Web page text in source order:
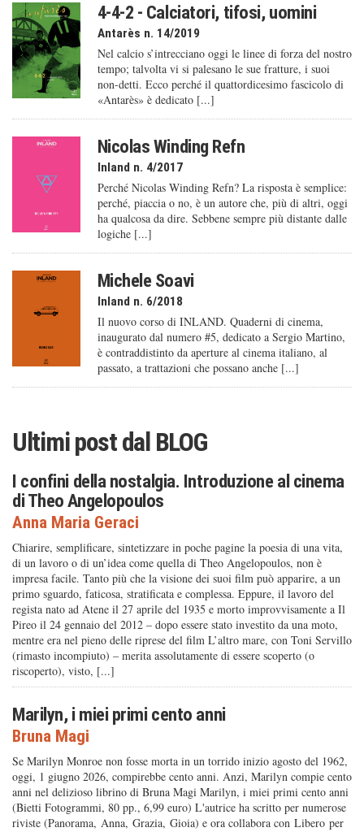
4-4-2 - Calciatori, tifosi, uomini
Antarès n. 14/2019
Nel calcio s’intrecciano oggi le linee di forza del nostro
tempo; talvolta vi si palesano le sue fratture, i suoi
non-detti. Ecco perché il quattordicesimo fascicolo di
«Antarès» è dedicato [...]
Nicolas Winding Refn
Inland n. 4/2017
Perché Nicolas Winding Refn? La risposta è semplice:
perché, piaccia o no, è un autore che, più di altri, oggi
ha qualcosa da dire. Sebbene sempre più distante dalle
logiche [...]
Michele Soavi
Inland n. 6/2018
Il nuovo corso di INLAND. Quaderni di cinema,
inaugurato dal numero #5, dedicato a Sergio Martino,
è contraddistinto da aperture al cinema italiano, al
passato, a trattazioni che possano anche [...]
Ultimi post dal BLOG
I confini della nostalgia. Introduzione al cinema
di Theo Angelopoulos
Anna Maria Geraci
Chiarire, semplificare, sintetizzare in poche pagine la poesia di una vita,
di un lavoro o di un’idea come quella di Theo Angelopoulos, non è
impresa facile. Tanto più che la visione dei suoi film può apparire, a un
primo sguardo, faticosa, stratificata e complessa. Eppure, il lavoro del
regista nato ad Atene il 27 aprile del 1935 e morto improvvisamente a Il
Pireo il 24 gennaio del 2012 – dopo essere stato investito da una moto,
mentre era nel pieno delle riprese del film L’altro mare, con Toni Servillo
(rimasto incompiuto) – merita assolutamente di essere scoperto (o
riscoperto), visto, [...]
Marilyn, i miei primi cento anni
Bruna Magi
Se Marilyn Monroe non fosse morta in un torrido inizio agosto del 1962,
oggi, 1 giugno 2026, compirebbe cento anni. Anzi, Marilyn compie cento
anni nel delizioso librino di Bruna Magi Marilyn, i miei primi cento anni
(Bietti Fotogrammi, 80 pp., 6,99 euro) L'autrice ha scritto per numerose
riviste (Panorama, Anna, Grazia, Gioia) e ora collabora con Libero per